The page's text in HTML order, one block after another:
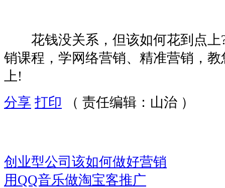
花钱没关系，但该如何花到点上
销课程，学网络营销、精准营销，
上!
分享 打印 （ 责任编辑：山治 ）
创业型公司该如何做好营销
用QQ音乐做淘宝客推广